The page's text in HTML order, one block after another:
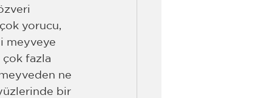
yorucu,
meyveye
çok fazla
ne
bir